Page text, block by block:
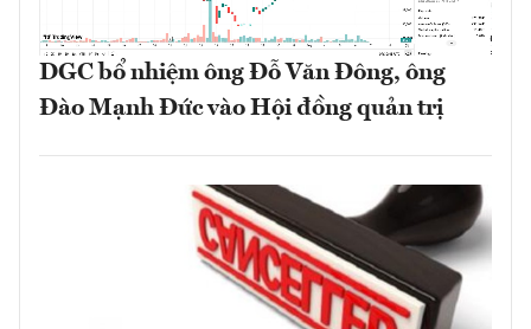
DGC bổ nhiệm ông Đỗ Văn Đông, ông
Đào Mạnh Đức vào Hội đồng quản trị